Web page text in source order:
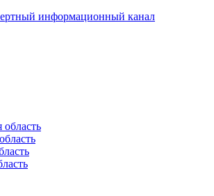
информационный канал
область